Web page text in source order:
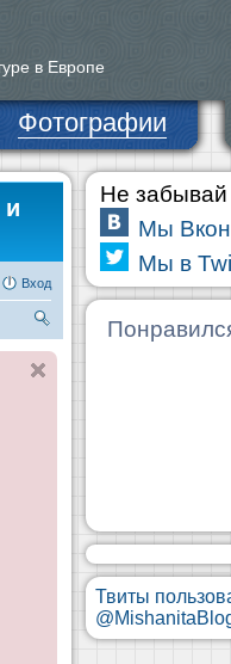
в Европе
Фотографии
и
Вход
ск
Не забывай
Мы
Мы в
Твиты